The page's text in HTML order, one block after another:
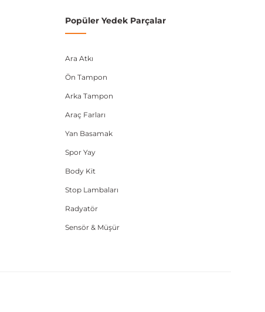
Popüler Yedek Parçalar
Ara Atkı
Ön Tampon
Arka Tampon
Araç Farları
Yan Basamak
Spor Yay
Body Kit
Stop Lambaları
Radyatör
Sensör & Müşür